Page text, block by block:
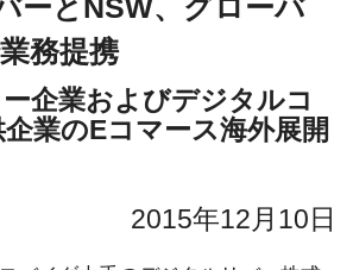
ーとNSW、グローバ
務提携
企業およびデジタルコ
業のEコマース海外展開
2015年12月10日